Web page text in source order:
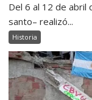
Del 6 al 12 de abril
santo– realizó...
Historia